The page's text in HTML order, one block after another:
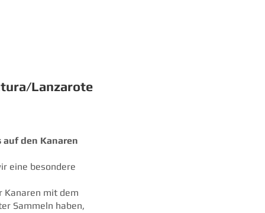
Lanzarote
den Kanaren
eine besondere
Kanaren mit dem
Sammeln haben,